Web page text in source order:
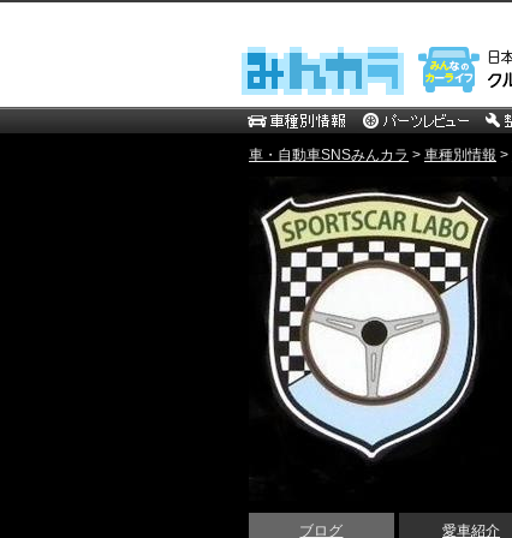
車・自動車SNSみんカラ > 車種別情報 >
ブログ 愛車紹介